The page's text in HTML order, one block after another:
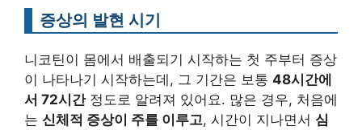
증상의 발현 시기
니코틴이 몸에서 배출되기 시작하는 첫 주부터 증상
이 나타나기 시작하는데, 그 기간은 보통 48시간에
서 72시간정도로 알려져 있어요. 많은 경우, 처음에
는 신체적 증상이 주를 이루고, 시간이 지나면서 심